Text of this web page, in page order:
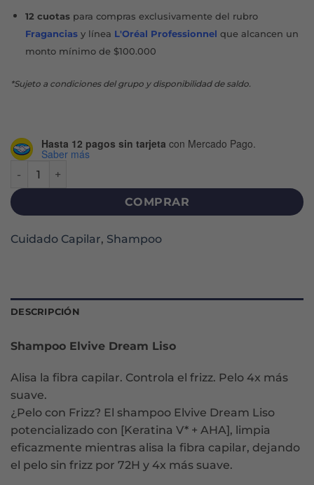
12 cuotaspara compras exclusivamente del rubro
Fraganciasy línea L'Oréal Professionnel que alcancen un
monto mínimo de $100.000
*Sujeto a condiciones del grupo y disponibilidad de saldo.
Hasta 12 pagos sin tarjeta con Mercado Pago.
Saber más
COMPRAR
Cuidado Capilar, Shampoo
DESCRIPCIÓN
Shampoo Elvive Dream Liso
Alisa la fibra capilar. Controla el frizz. Pelo 4x más
suave.
¿Pelo con Frizz? El shampoo Elvive Dream Liso
potencializado con [Keratina V* + AHA], limpia
eficazmente mientras alisa la fibra capilar, dejando
el pelo sin frizz por 72H y 4x más suave.